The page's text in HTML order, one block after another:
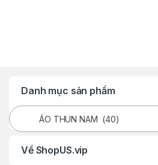
Danh mục sản phẩm
ÁO THUN NAM (40)
Về ShopUS.vip